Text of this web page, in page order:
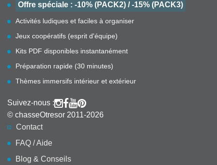
Offre spéciale : -10% (PACK2) / -15% (PACK3)
Activités ludiques et faciles à organiser
Jeux coopératifs (esprit d'équipe)
Kits PDF disponibles instantanément
Préparation rapide (30 minutes)
Thèmes immersifs intérieur et extérieur
Suivez-nous :
© chasseOtresor 2011-2026
Contact
FAQ / Aide
Blog & Conseils